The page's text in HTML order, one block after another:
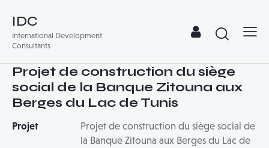
IDC
International Development
Consultants
Projet de construction du siège
social de la Banque Zitouna aux
Berges du Lac de Tunis
Projet
Projet de construction du siège social de
la Banque Zitouna aux Berges du Lac de